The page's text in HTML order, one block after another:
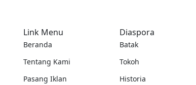
Link Menu
Beranda
Tentang Kami
Pasang Iklan
Diaspora
Batak
Tokoh
Historia